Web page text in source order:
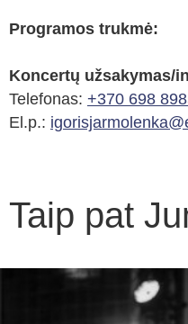
Programos trukmė:
Koncertų užsakymas/
Telefonas: +370 698
El.p.:
Taip pat